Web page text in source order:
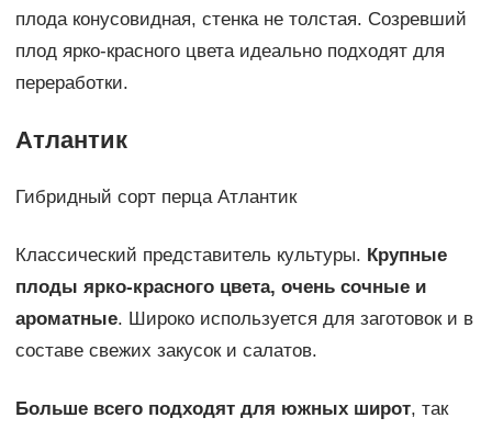
плода конусовидная, стенка не толстая. Созревший
плод ярко-красного цвета идеально подходят для
переработки.
Атлантик
Гибридный сорт перца Атлантик
Классический представитель культуры. Крупные
плоды ярко-красного цвета, очень сочные и
ароматные. Широко используется для заготовок и в
составе свежих закусок и салатов.
Больше всего подходят для южных широт, так